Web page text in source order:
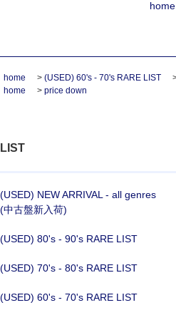
home
home > (USED) 60's - 70's RARE LIST
home
> price down
LIST
(USED) NEW ARRIVAL - all genres
(中古盤新入荷)
(USED) 80's - 90's RARE LIST
(USED) 70's - 80's RARE LIST
(USED) 60's - 70's RARE LIST